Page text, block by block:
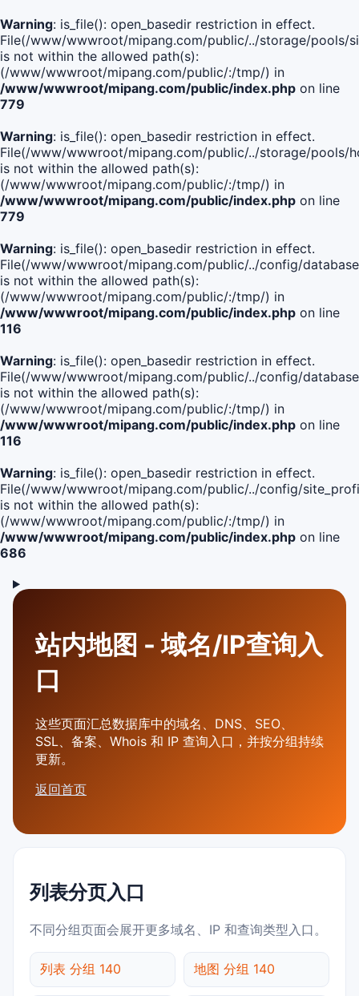
Warning: is_file(): open_basedir restriction in effect.
File(/www/wwwroot/mipang.com/public/../storage/pools/
is not within the allowed path(s):
(/www/wwwroot/mipang.com/public/:/tmp/) in
/www/wwwroot/mipang.com/public/index.php on line
779
Warning: is_file(): open_basedir restriction in effect.
File(/www/wwwroot/mipang.com/public/../storage/pools/
is not within the allowed path(s):
(/www/wwwroot/mipang.com/public/:/tmp/) in
/www/wwwroot/mipang.com/public/index.php on line
779
Warning: is_file(): open_basedir restriction in effect.
File(/www/wwwroot/mipang.com/public/../config/
is not within the allowed path(s):
(/www/wwwroot/mipang.com/public/:/tmp/) in
/www/wwwroot/mipang.com/public/index.php on line
116
Warning: is_file(): open_basedir restriction in effect.
File(/www/wwwroot/mipang.com/public/../config/
is not within the allowed path(s):
(/www/wwwroot/mipang.com/public/:/tmp/) in
/www/wwwroot/mipang.com/public/index.php on line
116
Warning: is_file(): open_basedir restriction in effect.
File(/www/wwwroot/mipang.com/public/../config/
is not within the allowed path(s):
(/www/wwwroot/mipang.com/public/:/tmp/) in
/www/wwwroot/mipang.com/public/index.php on line
686
站内地图 - 域名/IP查询入
口
这些页面汇总数据库中的域名、DNS、SEO、
SSL、备案、Whois 和 IP 查询入口，并按分组持续
更新。
返回首页
列表分页入口
不同分组页面会展开更多域名、IP 和查询类型入口。
列表 分组 140 地图 分组 140